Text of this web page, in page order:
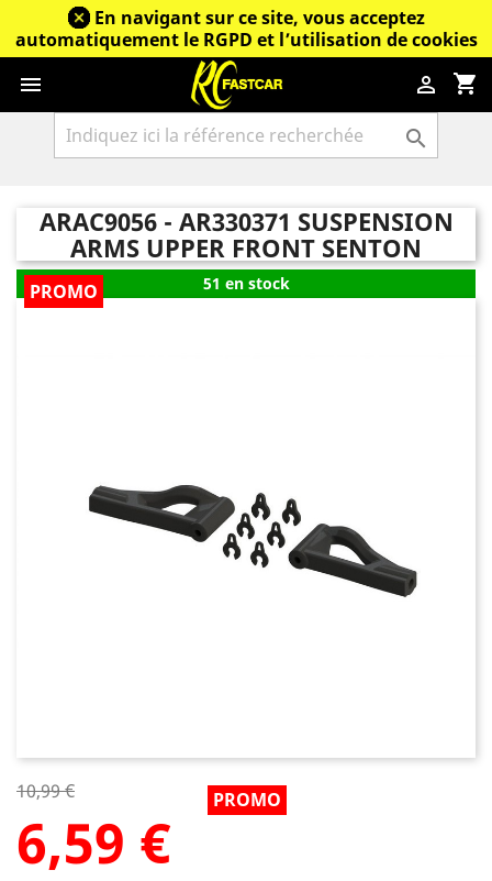
En navigant sur ce site, vous acceptez
automatiquement le RGPD et l’utilisation de cookies
 shopping_cart


ARAC9056 - AR330371 SUSPENSION
ARMS UPPER FRONT SENTON
51 en stock
10,99 €
6,59 €